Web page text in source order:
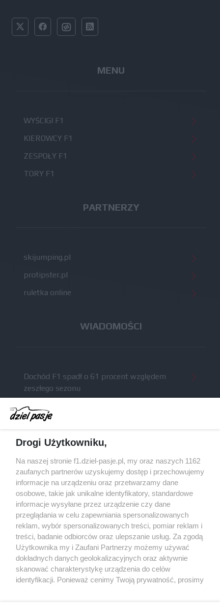
MENU
WYŚCIGI F1
KIEROWCY F1
ZESPOŁY F1
TORY F1
PARTNERZY
skijumping.pl
protipster.pl
ruletka online
WIADOMOŚCI
Dochód F1 spadł o 61 procent względem
zeszłego sezonu
Obecne silniki muszą polegać na uczących się
algorytmach?
silnikiem dopiero w styczniu
Audi planuje wprowadzić jeszcze cztery duże
pakiety poprawek w 2026 roku
Gasly dołączył do krytyki obecnych
samochodów F1
Polityka prywatności © 2004 - 2026 GPmedia
Kopiowanie treści bez
zgody autorów zabronione.
Serwis internetowy, z którego korzystasz, używa plików
cookies. Są to pliki instalowane w urządzeniach
końcowych osób korzystających z serwisu, w celu
administrowania serwisem, poprawy jakości
Drogi Użytkowniku,
Na naszej stronie f1.dziel-pasje.pl, my oraz naszych 1162
zaufanych partnerów uzyskujemy dostęp i przechowujemy
informacje na urządzeniu oraz przetwarzamy dane
osobowe, takie jak unikalne identyfikatory, standardowe
informacje wysyłane przez urządzenie czy dane
przeglądania w celu zapewniania spersonalizowanych
reklam, wybór spersonalizowanych treści, pomiar reklam i
treści, badanie odbiorców oraz ulepszanie usług. Za zgodą
Użytkownika my i Zaufani Partnerzy możemy używać
dokładnych danych geolokalizacyjnych oraz aktywnie
skanować charakterystykę urządzenia do celów
identyfikacji. Ponieważ cenimy Twoją prywatność, prosimy